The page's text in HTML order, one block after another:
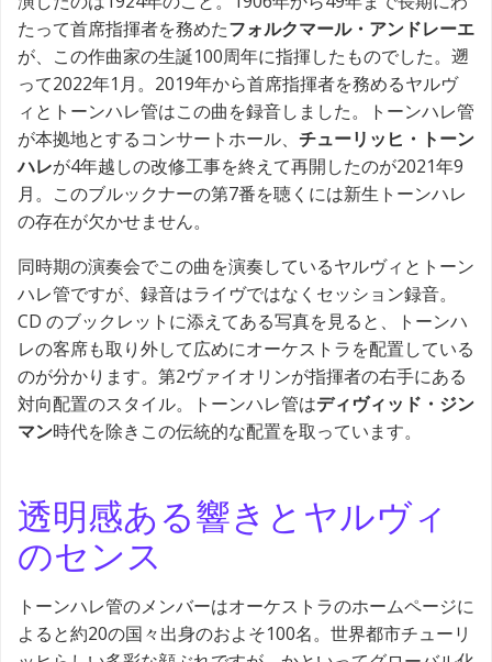
たって首席指揮者を務めたフォルクマール・アンドレーエ
が、この作曲家の生誕100周年に指揮したものでした。遡
って2022年1月。2019年から首席指揮者を務めるヤルヴ
ィとトーンハレ管はこの曲を録音しました。トーンハレ管
が本拠地とするコンサートホール、 チューリッヒ・トーン
ハレが4年越しの改修工事を終えて再開したのが2021年9
月。このブルックナーの第7番を聴くには新生トーンハレ
の存在が欠かせません。
同時期の演奏会でこの曲を演奏しているヤルヴィとトーン
ハレ管ですが、録音はライヴではなくセッション録音。
CD のブックレットに添えてある写真を見ると、トーンハ
レの客席も取り外して広めにオーケストラを配置している
のが分かります。第2ヴァイオリンが指揮者の右手にある
対向配置のスタイル。トーンハレ管はディヴィッド・ジン
マン時代を除きこの伝統的な配置を取っています。
透明感ある響きとヤルヴィ
のセンス
トーンハレ管のメンバーはオーケストラのホームページに
よると約20の国々出身のおよそ100名。世界都市チューリ